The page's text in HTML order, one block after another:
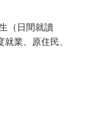
（日間就讀
業、原住民、